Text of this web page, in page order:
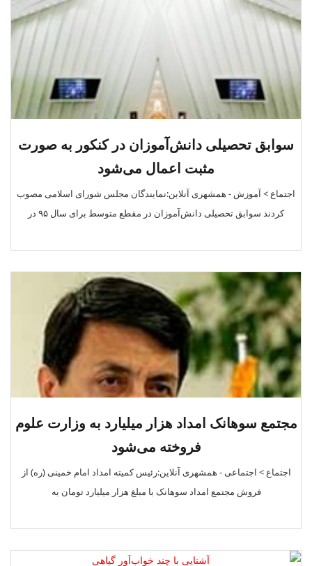
سوابق تحصیلی دانش‌آموزان در کنکور به صورت
مثبت اعمال می‌شود
اجتماع > آموزش - همشهری آنلاین:نمایندگان مجلس شورای اسلامی مصوب
کردند سوابق تحصیلی دانش‌آموزان در مقطع متوسط برای سال ۹۵ در
مجتمع سوهانک امداد هزار میلیارد به وزارت علوم
فروخته می‌شود
اجتماع > اجتماعی - همشهری آنلاین:رئیس کمیته امداد امام خمینی (ره) از
فروش مجتمع امداد سوهانک با مبلغ هزار میلیارد تومان به